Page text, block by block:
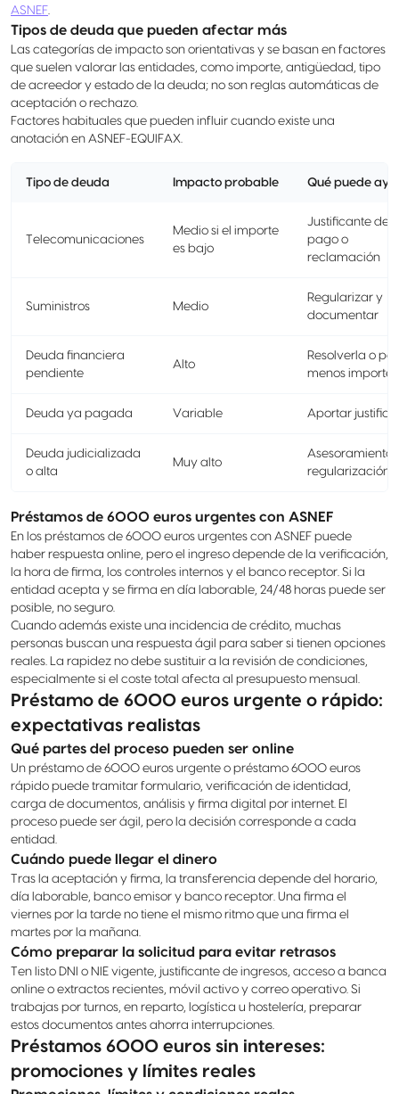
ASNEF.
Tipos de deuda que pueden afectar más
Las categorías de impacto son orientativas y se basan en factores
que suelen valorar las entidades, como importe, antigüedad, tipo
de acreedor y estado de la deuda; no son reglas automáticas de
aceptación o rechazo.
Factores habituales que pueden influir cuando existe una
anotación en ASNEF-EQUIFAX.
Tipo de deuda Impacto probable Qué puede
Telecomunicaciones
Medio si el importe
es bajo
Justificante de
pago o
reclamación
Suministros Medio
Regularizar y
documentar
Deuda financiera
pendiente
Alto
Resolverla o
menos importe
Deuda ya pagada Variable Aportar
Deuda judicializada
o alta
Muy alto
Asesoramiento
regularización
Préstamos de 6000 euros urgentes con ASNEF
En los préstamos de 6000 euros urgentes con ASNEF puede
haber respuesta online, pero el ingreso depende de la verificación,
la hora de firma, los controles internos y el banco receptor. Si la
entidad acepta y se firma en día laborable, 24/48 horas puede ser
posible, no seguro.
Cuando además existe una incidencia de crédito, muchas
personas buscan una respuesta ágil para saber si tienen opciones
reales. La rapidez no debe sustituir a la revisión de condiciones,
especialmente si el coste total afecta al presupuesto mensual.
Préstamo de 6000 euros urgente o rápido:
expectativas realistas
Qué partes del proceso pueden ser online
Un préstamo de 6000 euros urgente o préstamo 6000 euros
rápido puede tramitar formulario, verificación de identidad,
carga de documentos, análisis y firma digital por internet. El
proceso puede ser ágil, pero la decisión corresponde a cada
entidad.
Cuándo puede llegar el dinero
Tras la aceptación y firma, la transferencia depende del horario,
día laborable, banco emisor y banco receptor. Una firma el
viernes por la tarde no tiene el mismo ritmo que una firma el
martes por la mañana.
Cómo preparar la solicitud para evitar retrasos
Ten listo DNI o NIE vigente, justificante de ingresos, acceso a banca
online o extractos recientes, móvil activo y correo operativo. Si
trabajas por turnos, en reparto, logística u hostelería, preparar
estos documentos antes ahorra interrupciones.
Préstamos 6000 euros sin intereses:
promociones y límites reales